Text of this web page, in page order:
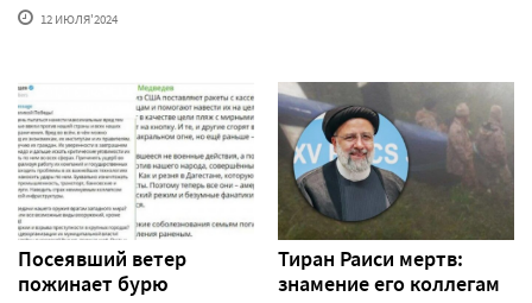
12 ИЮЛЯ'2024
Посеявший ветер
пожинает бурю
Тиран Раиси мертв:
знамение его коллегам